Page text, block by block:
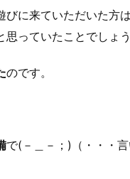
びに来ていただいた方
っていたことでしょう
のです。
で(－＿－；)（・・・言